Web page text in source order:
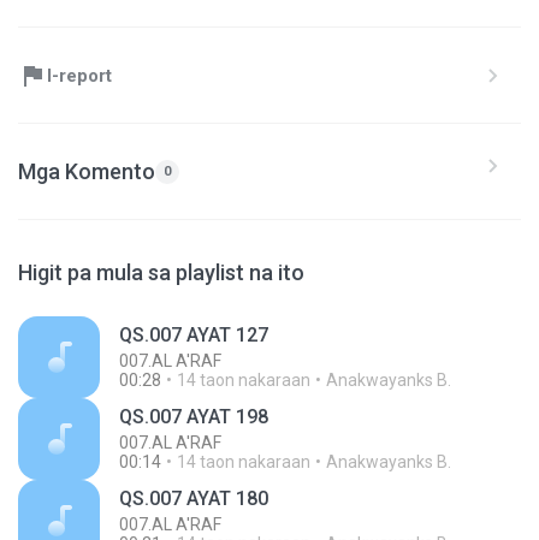
I-report
Mga Komento 0
Higit pa mula sa playlist na ito
QS.007 AYAT 127
007.AL A'RAF
00:28
14 taon nakaraan Anakwayanks B.
QS.007 AYAT 198
007.AL A'RAF
00:14
14 taon nakaraan Anakwayanks B.
QS.007 AYAT 180
007.AL A'RAF